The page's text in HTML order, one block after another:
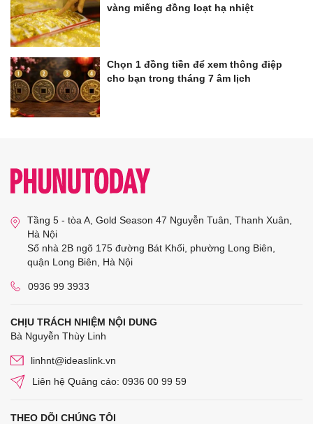
vàng miếng đồng loạt hạ nhiệt
Chọn 1 đồng tiền để xem thông điệp
cho bạn trong tháng 7 âm lịch
Tầng 5 - tòa A, Gold Season 47 Nguyễn Tuân, Thanh Xuân,
Hà Nội
Số nhà 2B ngõ 175 đường Bát Khối, phường Long Biên,
quận Long Biên, Hà Nội
0936 99 3933
CHỊU TRÁCH NHIỆM NỘI DUNG
Bà Nguyễn Thùy Linh
linhnt@ideaslink.vn
Liên hệ Quảng cáo: 0936 00 99 59
THEO DÕI CHÚNG TÔI